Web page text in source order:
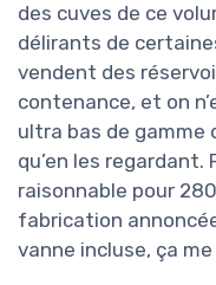
des cuves de ce
délirants de
vendent des
contenance, et on
ultra bas de gamme
qu’en les
raisonnable pour
fabrication
vanne incluse, ça